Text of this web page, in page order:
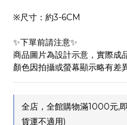
※尺寸：約3-6CM
✨下單前請注意✨
商品圖片為設計示意，實際成
顏色因拍攝或螢幕顯示略有差
全店，全館購物滿1000元,
貨運不適用)